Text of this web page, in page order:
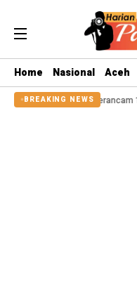
Home Nasional Aceh
BREAKING NEWS
Anak Terancam 15 Tahun